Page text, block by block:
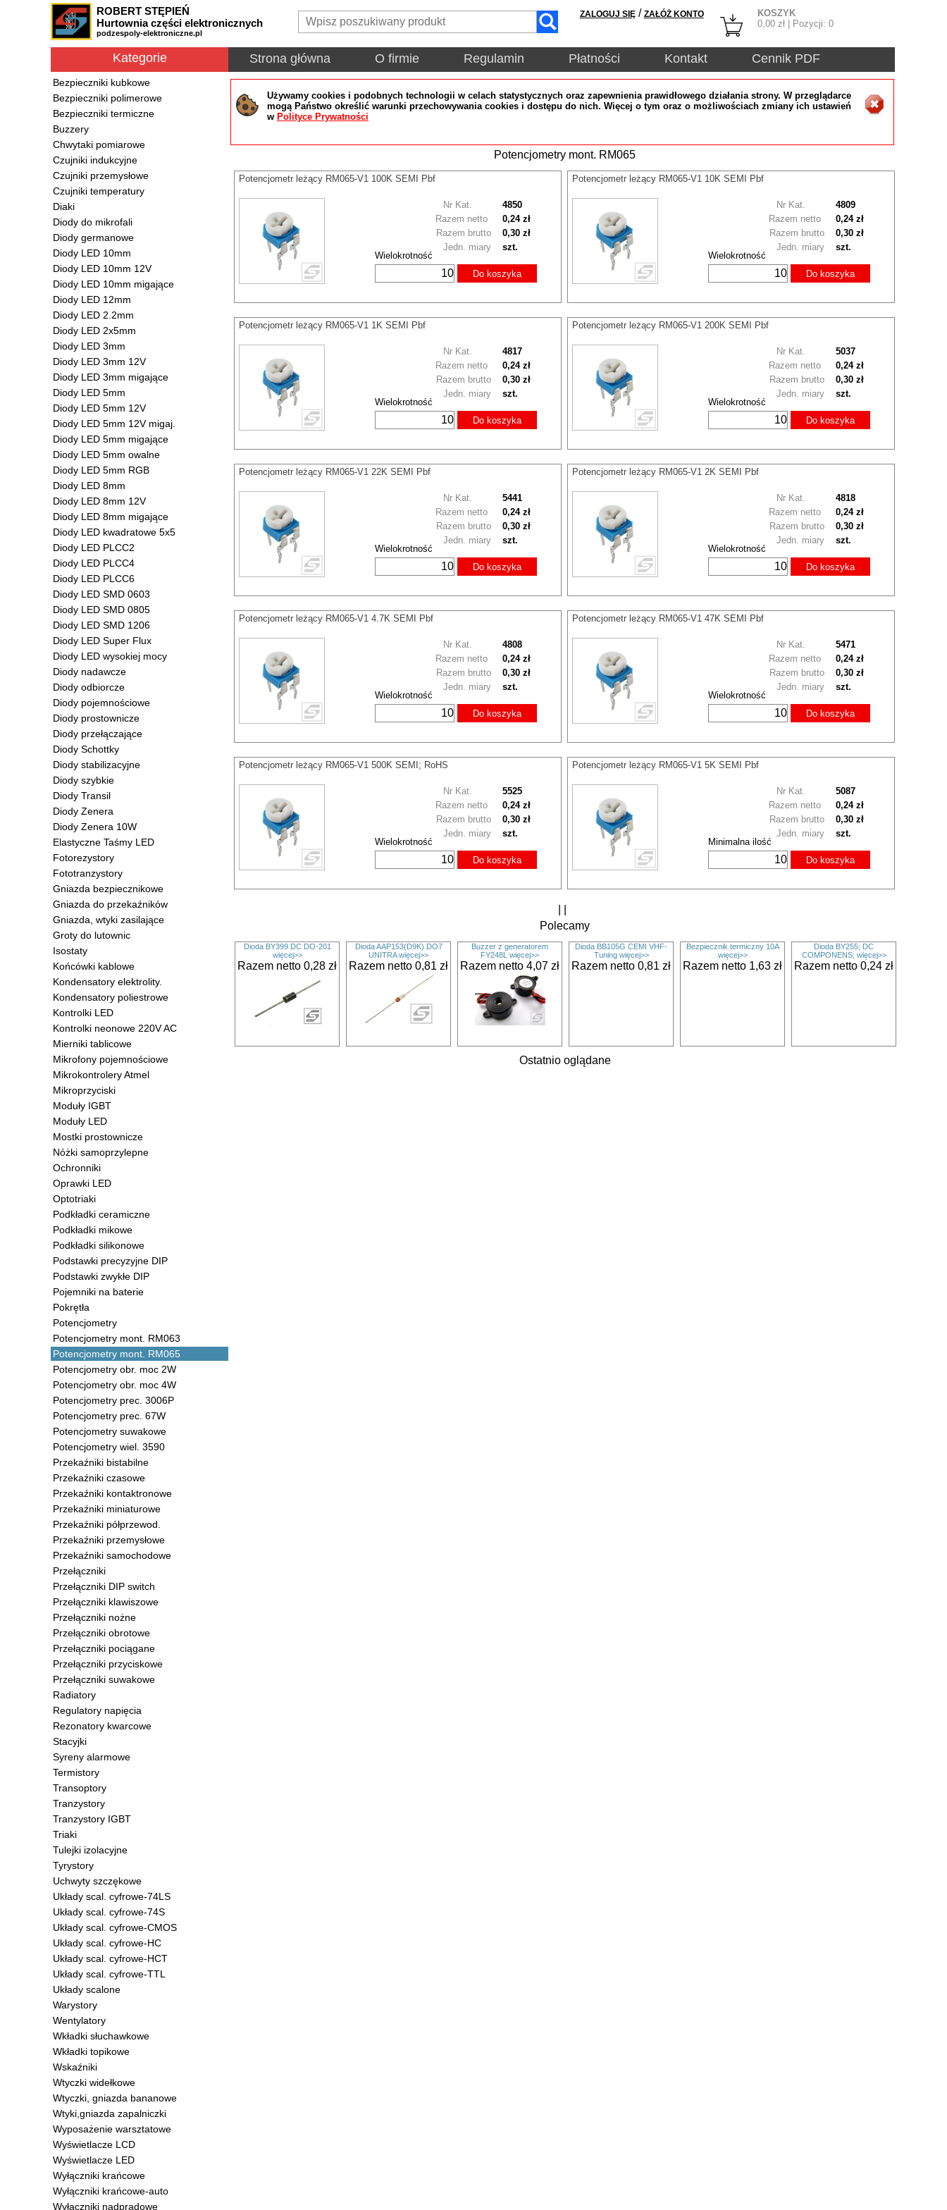
KOSZYK
0,00 zł | Pozycji: 0
Strona główna O firmie Regulamin Płatności Kontakt Cennik PDF
ROBERT STĘPIEŃ
Hurtownia części elektronicznych
podzespoly-elektroniczne.pl
ZALOGUJ SIĘ/ ZAŁÓŻ KONTO
Kategorie
Bezpieczniki kubkowe
Bezpieczniki polimerowe
Bezpieczniki termiczne
Buzzery
Chwytaki pomiarowe
Czujniki indukcyjne
Czujniki przemysłowe
Czujniki temperatury
Diaki
Diody do mikrofali
Diody germanowe
Diody LED 10mm
Diody LED 10mm 12V
Diody LED 10mm migające
Diody LED 12mm
Diody LED 2.2mm
Diody LED 2x5mm
Diody LED 3mm
Diody LED 3mm 12V
Diody LED 3mm migające
Diody LED 5mm
Diody LED 5mm 12V
Diody LED 5mm 12V migaj.
Diody LED 5mm migające
Diody LED 5mm owalne
Diody LED 5mm RGB
Diody LED 8mm
Diody LED 8mm 12V
Diody LED 8mm migające
Diody LED kwadratowe 5x5
Diody LED PLCC2
Diody LED PLCC4
Diody LED PLCC6
Diody LED SMD 0603
Diody LED SMD 0805
Diody LED SMD 1206
Diody LED Super Flux
Diody LED wysokiej mocy
Diody nadawcze
Diody odbiorcze
Diody pojemnościowe
Diody prostownicze
Diody przełączające
Diody Schottky
Diody stabilizacyjne
Diody szybkie
Diody Transil
Diody Zenera
Diody Zenera 10W
Elastyczne Taśmy LED
Fotorezystory
Fototranzystory
Gniazda bezpiecznikowe
Gniazda do przekaźników
Gniazda, wtyki zasilające
Groty do lutownic
Isostaty
Końcówki kablowe
Kondensatory elektrolity.
Kondensatory poliestrowe
Kontrolki LED
Kontrolki neonowe 220V AC
Mierniki tablicowe
Mikrofony pojemnościowe
Mikrokontrolery Atmel
Mikroprzyciski
Moduły IGBT
Moduły LED
Mostki prostownicze
Nóżki samoprzylepne
Ochronniki
Oprawki LED
Optotriaki
Podkładki ceramiczne
Podkładki mikowe
Podkładki silikonowe
Podstawki precyzyjne DIP
Podstawki zwykłe DIP
Pojemniki na baterie
Pokrętła
Potencjometry
Potencjometry mont. RM063
Potencjometry mont. RM065
Potencjometry obr. moc 2W
Potencjometry obr. moc 4W
Potencjometry prec. 3006P
Potencjometry prec. 67W
Potencjometry suwakowe
Potencjometry wiel. 3590
Przekaźniki bistabilne
Przekaźniki czasowe
Przekaźniki kontaktronowe
Przekaźniki miniaturowe
Przekaźniki półprzewod.
Przekaźniki przemysłowe
Przekaźniki samochodowe
Przełączniki
Przełączniki DIP switch
Przełączniki klawiszowe
Przełączniki nożne
Przełączniki obrotowe
Przełączniki pociągane
Przełączniki przyciskowe
Przełączniki suwakowe
Radiatory
Regulatory napięcia
Rezonatory kwarcowe
Stacyjki
Syreny alarmowe
Termistory
Transoptory
Tranzystory
Tranzystory IGBT
Triaki
Tulejki izolacyjne
Tyrystory
Uchwyty szczękowe
Układy scal. cyfrowe-74LS
Układy scal. cyfrowe-74S
Układy scal. cyfrowe-CMOS
Układy scal. cyfrowe-HC
Układy scal. cyfrowe-HCT
Układy scal. cyfrowe-TTL
Układy scalone
Warystory
Wentylatory
Wkładki słuchawkowe
Wkładki topikowe
Wskaźniki
Wtyczki widełkowe
Wtyczki, gniazda bananowe
Wtyki,gniazda zapalniczki
Wyposażenie warsztatowe
Wyświetlacze LCD
Wyświetlacze LED
Wyłączniki krańcowe
Wyłączniki krańcowe-auto
Wyłączniki nadprądowe
Używamy cookies i podobnych technologii w celach statystycznych oraz zapewnienia prawidłowego działania strony. W przeglądarce
mogą Państwo określić warunki przechowywania cookies i dostępu do nich. Więcej o tym oraz o możliwościach zmiany ich ustawień
w Polityce Prywatności
Potencjometry mont. RM065
Potencjometr leżący RM065-V1 100K SEMI Pbf
Wielokrotność
Nr Kat. 4850
Razem brutto 0,30 zł
Razem netto 0,24 zł
Jedn. miary szt.
Do koszyka
Potencjometr leżący RM065-V1 10K SEMI Pbf
Wielokrotność
Nr Kat. 4809
Razem brutto 0,30 zł
Razem netto 0,24 zł
Jedn. miary szt.
Do koszyka
Potencjometr leżący RM065-V1 1K SEMI Pbf
Wielokrotność
Nr Kat. 4817
Razem brutto 0,30 zł
Razem netto 0,24 zł
Jedn. miary szt.
Do koszyka
Potencjometr leżący RM065-V1 200K SEMI Pbf
Wielokrotność
Nr Kat. 5037
Razem brutto 0,30 zł
Razem netto 0,24 zł
Jedn. miary szt.
Do koszyka
Potencjometr leżący RM065-V1 22K SEMI Pbf
Wielokrotność
Nr Kat. 5441
Razem brutto 0,30 zł
Razem netto 0,24 zł
Jedn. miary szt.
Do koszyka
Potencjometr leżący RM065-V1 2K SEMI Pbf
Wielokrotność
Nr Kat. 4818
Razem brutto 0,30 zł
Razem netto 0,24 zł
Jedn. miary szt.
Do koszyka
Potencjometr leżący RM065-V1 4.7K SEMI Pbf
Wielokrotność
Nr Kat. 4808
Razem brutto 0,30 zł
Razem netto 0,24 zł
Jedn. miary szt.
Do koszyka
Potencjometr leżący RM065-V1 47K SEMI Pbf
Wielokrotność
Nr Kat. 5471
Razem brutto 0,30 zł
Razem netto 0,24 zł
Jedn. miary szt.
Do koszyka
Potencjometr leżący RM065-V1 500K SEMI; RoHS
Wielokrotność
Nr Kat. 5525
Razem brutto 0,30 zł
Razem netto 0,24 zł
Jedn. miary szt.
Do koszyka
Potencjometr leżący RM065-V1 5K SEMI Pbf
Minimalna ilość
Nr Kat. 5087
Razem brutto 0,30 zł
Razem netto 0,24 zł
Jedn. miary szt.
Do koszyka
Polecamy
Dioda BY399 DC DO-201
więcej>>
Razem netto 0,28 zł
Dioda AAP153(D9K) DO7
UNITRA więcej>>
Razem netto 0,81 zł
Buzzer z generatorem
FY248L więcej>>
Razem netto 4,07 zł
Dioda BB105G CEMI VHF-
Tuning więcej>>
Razem netto 0,81 zł
Bezpiecznik termiczny 10A
więcej>>
Razem netto 1,63 zł
Dioda BY255; DC
COMPONENS; więcej>>
Razem netto 0,24 zł
Ostatnio oglądane